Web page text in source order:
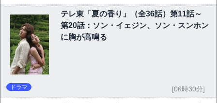
テレ東「夏の香り」（全36話）第11話～
第20話：ソン・イェジン、ソン・スンホン
に胸が高鳴る
ドラマ [06時30分]